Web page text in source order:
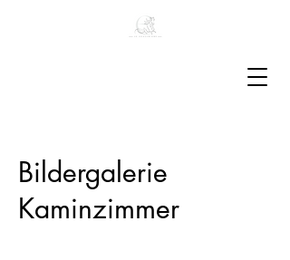
Bildergalerie
Kaminzimmer